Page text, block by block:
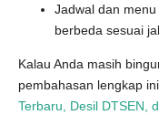
Jadwal dan
berbeda sesuai
Kalau Anda masih
pembahasan lengkap
Terbaru, Desil DTSEN,